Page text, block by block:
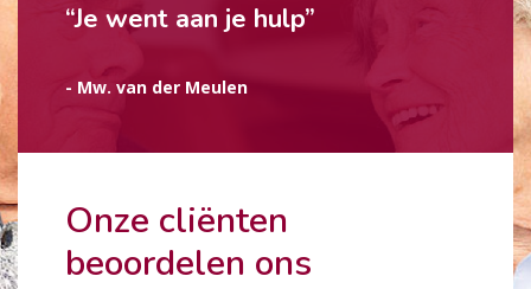
Onze cliënten
beoordelen ons
“Je went aan je hulp”
- Mw. van der Meulen